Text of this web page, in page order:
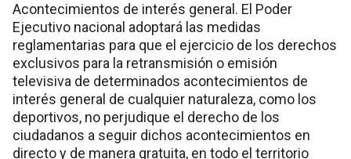
Acontecimientos de interés general. El Poder
Ejecutivo nacional adoptará las medidas
reglamentarias para que el ejercicio de los derechos
exclusivos para la retransmisión o emisión
televisiva de determinados acontecimientos de
interés general de cualquier naturaleza, como los
deportivos, no perjudique el derecho de los
ciudadanos a seguir dichos acontecimientos en
directo y de manera gratuita, en todo el territorio